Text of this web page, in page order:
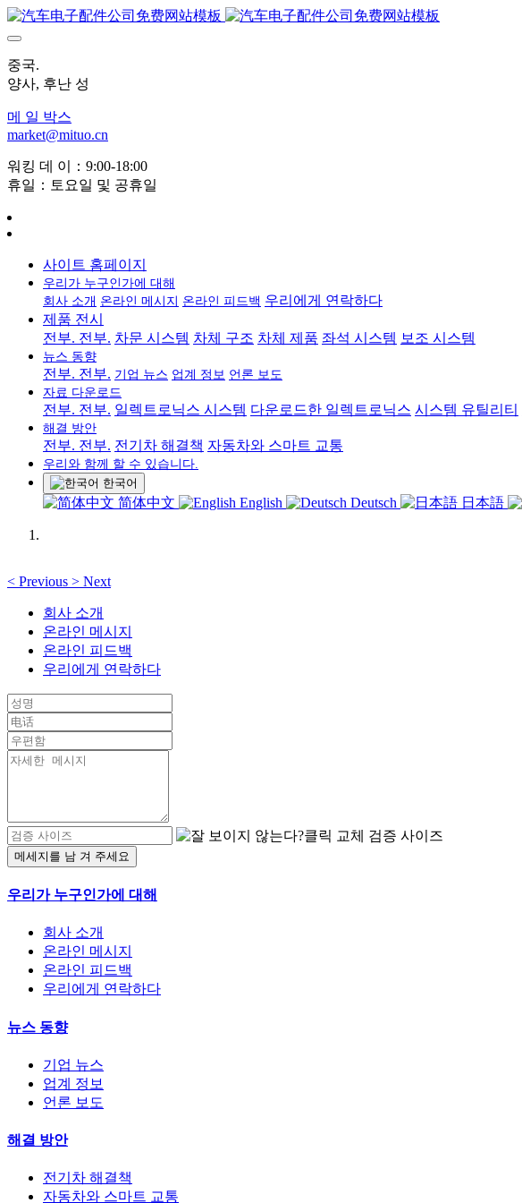
중국.
양사, 후난 성
메 일 박스
market@mituo.cn
워킹 데 이：9:00-18:00
휴일：토요일 및 공휴일
사이트 홈페이지
우리가 누구인가에 대해
회사 소개 온라인 메시지 온라인 피드백 우리에게 연락하다
제품 전시
전부. 전부. 차문 시스템 차체 구조 차체 제품 좌석 시스템 보조 시스템
뉴스 동향
전부. 전부. 기업 뉴스 업계 정보 언론 보도
자료 다운로드
전부. 전부. 일렉트로닉스 시스템 다운로드한 일렉트로닉스 시스템 유틸리티
해결 방안
전부. 전부. 전기차 해결책 자동차와 스마트 교통
우리와 함께 할 수 있습니다.
한국어
简体中文 English Deutsch 日本語
< Previous > Next
회사 소개
온라인 메시지
온라인 피드백
우리에게 연락하다
메세지를 남 겨 주세요
우리가 누구인가에 대해
회사 소개
온라인 메시지
온라인 피드백
우리에게 연락하다
뉴스 동향
기업 뉴스
업계 정보
언론 보도
해결 방안
전기차 해결책
자동차와 스마트 교통